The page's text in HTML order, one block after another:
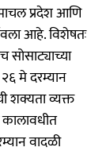
प्रदेश आणि
आहे. विशेषतः
सोसाट्याच्या
मे दरम्यान
शक्यता व्यक्त
वादळी